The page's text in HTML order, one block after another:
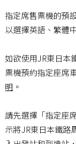
指定席售票機的預
以選擇英語、繁體
如欲使用JR東日本
票機預約指定座席
明 。
請先選擇「指定座
示將JR東日本鐵路